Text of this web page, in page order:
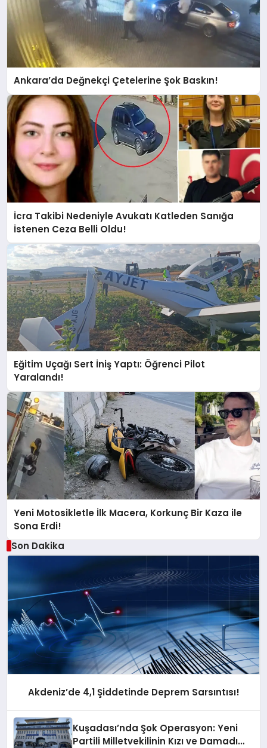
Ankara’da Değnekçi Çetelerine Şok Baskın!
İcra Takibi Nedeniyle Avukatı Katleden Sanığa
İstenen Ceza Belli Oldu!
Eğitim Uçağı Sert İniş Yaptı: Öğrenci Pilot
Yaralandı!
Yeni Motosikletle İlk Macera, Korkunç Bir Kaza ile
Sona Erdi!
Son Dakika
Akdeniz’de 4,1 Şiddetinde Deprem Sarsıntısı!
Kuşadası’nda Şok Operasyon: Yeni
Partili Milletvekilinin Kızı ve Damadı